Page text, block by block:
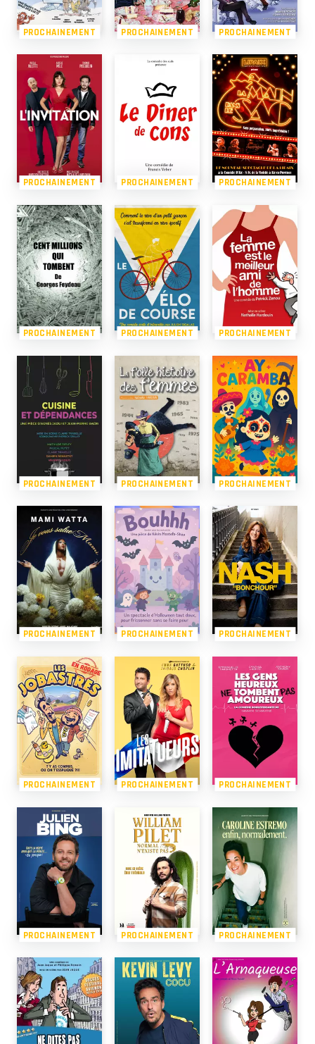
PROCHAINEMENT PROCHAINEMENT PROCHAINEMENT
PROCHAINEMENT PROCHAINEMENT PROCHAINEMENT
PROCHAINEMENT PROCHAINEMENT PROCHAINEMENT
PROCHAINEMENT PROCHAINEMENT PROCHAINEMENT
PROCHAINEMENT PROCHAINEMENT PROCHAINEMENT
PROCHAINEMENT PROCHAINEMENT PROCHAINEMENT
PROCHAINEMENT PROCHAINEMENT PROCHAINEMENT